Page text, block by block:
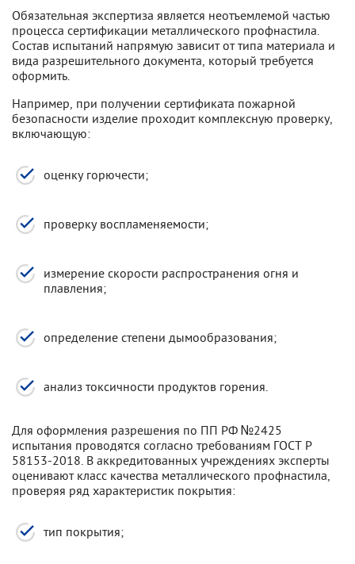
Обязательная экспертиза является неотъемлемой частью
процесса сертификации металлического профнастила.
Состав испытаний напрямую зависит от типа материала и
вида разрешительного документа, который требуется
оформить.
Например, при получении сертификата пожарной
безопасности изделие проходит комплексную проверку,
включающую:
оценку горючести;
проверку воспламеняемости;
измерение скорости распространения огня и
плавления;
определение степени дымообразования;
анализ токсичности продуктов горения.
Для оформления разрешения по ПП РФ №2425
испытания проводятся согласно требованиям ГОСТ Р
58153-2018. В аккредитованных учреждениях эксперты
оценивают класс качества металлического профнастила,
проверяя ряд характеристик покрытия:
тип покрытия;